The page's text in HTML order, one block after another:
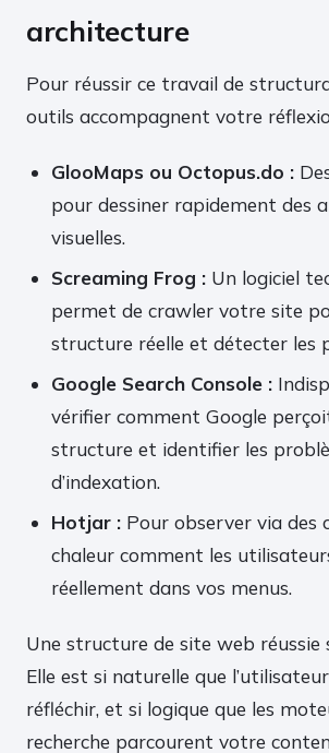
architecture
Pour réussir ce travail de
outils accompagnent votre
GlooMaps ou Octopus.do :
pour dessiner rapidement des
visuelles.
Screaming Frog : Un logiciel
permet de crawler votre site
structure réelle et détecter les
Google Search Console :
vérifier comment Google
structure et identifier les
d’indexation.
Hotjar : Pour observer via des
chaleur comment les
réellement dans vos menus.
Une structure de site web réussie
Elle est si naturelle que
réfléchir, et si logique que les
recherche parcourent votre